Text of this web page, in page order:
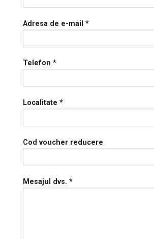
Adresa de e-mail *
Telefon *
Localitate *
Cod voucher reducere
Mesajul dvs. *